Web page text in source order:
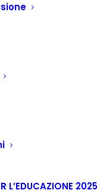
L’EDUCAZIONE 2025